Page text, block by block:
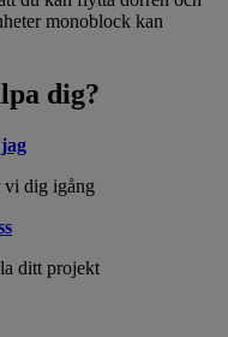
monoblock kan
dig?
vi dig igång
ditt projekt